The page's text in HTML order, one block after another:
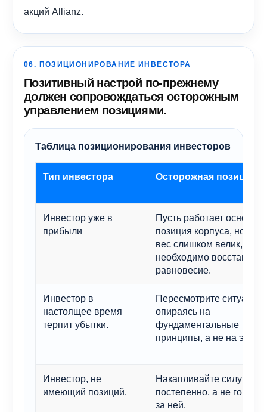
акций Allianz.
06. ПОЗИЦИОНИРОВАНИЕ ИНВЕСТОРА
Позитивный настрой по-прежнему
должен сопровождаться осторожным
управлением позициями.
Таблица позиционирования инвесторов
Тип инвестора Осторожная позиция
Инвестор уже в
прибыли
Пусть работает
позиция корпуса, но
вес слишком велик,
необходимо
равновесие.
Инвестор в
настоящее время
терпит убытки.
Пересмотрите ситуацию,
опираясь на
фундаментальные
принципы, а не на
Инвестор, не
имеющий позиций.
Накапливайте силу
постепенно, а не
за ней.